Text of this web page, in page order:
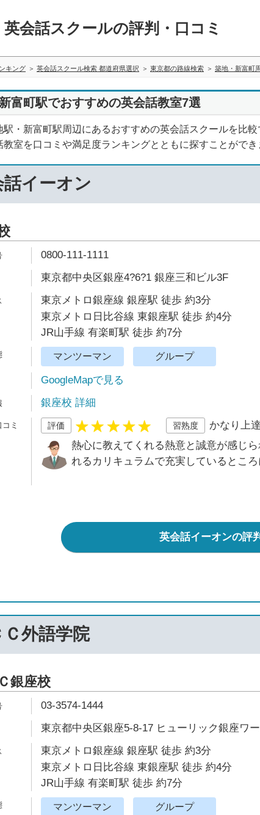
英会話スクールの評判・口コミ
キング 英会話スクール検索 都道府県選択 東京都の路線検索 築地・新富町
富町駅でおすすめの英会話教室7選
駅・新富町駅周辺にあるおすすめの英会話スクールを比
教室を口コミや満足度ランキングとともに探すことができ
話イーオン
0800-111-1111
東京都中央区銀座4?6?1 銀座三和ビル3F
東京メトロ銀座線 銀座駅 徒歩 約3分
東京メトロ日比谷線 東銀座駅 徒歩 約4分
JR山手線 有楽町駅 徒歩 約7分
マンツーマン グループ
GoogleMapで見る
銀座校 詳細
評価 習熟度
かなり上
熱心に教えてくれる熱意と誠意が感じ
れるカリキュラムで充実しているところ
英会話イーオンの評
Ｃ外語学院
銀座校
03-3574-1444
東京都中央区銀座5-8-17 ヒューリック銀座ワ
東京メトロ銀座線 銀座駅 徒歩 約3分
東京メトロ日比谷線 東銀座駅 徒歩 約4分
JR山手線 有楽町駅 徒歩 約7分
マンツーマン グループ